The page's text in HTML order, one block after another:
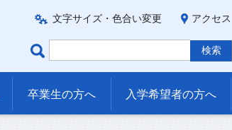
文字サイズ・色合い変更 アクセス
卒業生の方へ 入学希望者の方へ